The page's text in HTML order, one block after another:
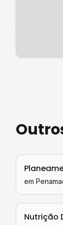
em
Nutrição